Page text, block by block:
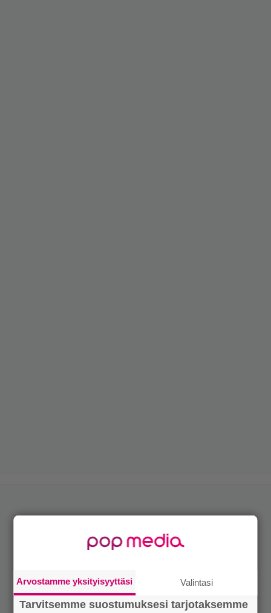
Arvostamme yksityisyyttäsi Valintasi
Tarvitsemme suostumuksesi tarjotaksemme